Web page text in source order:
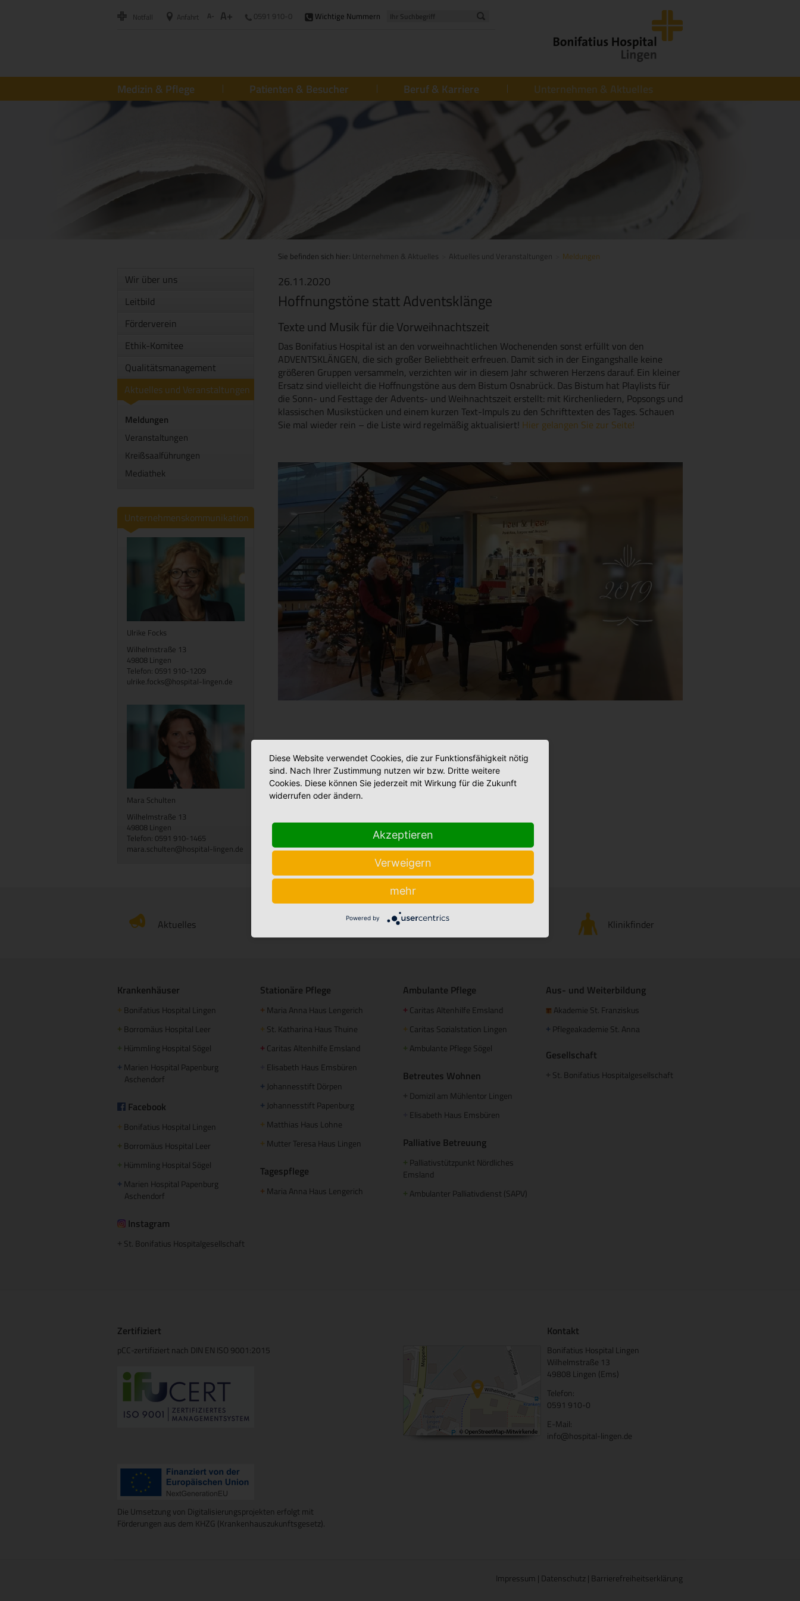
Notfall Anfahrt A- A+ 0591 910-0 Wichtige Nummern
Medizin & Pflege Patienten & Besucher Beruf & Karriere Unternehmen & Aktuelles
Sie befinden sich hier: Unternehmen & Aktuelles Aktuelles und Veranstaltungen Meldungen
Wir über uns
Leitbild
Förderverein
Ethik-Komitee
Qualitätsmanagement
Aktuelles und Veranstaltungen
Meldungen
Veranstaltungen
Kreißsaalführungen
Mediathek
Unternehmenskommunikation
Ulrike Focks
Wilhelmstraße 13
49808 Lingen
Telefon: 0591 910-1209
ulrike.focks@hospital-lingen.de
Mara Schulten
Wilhelmstraße 13
49808 Lingen
Telefon: 0591 910-1465
mara.schulten@hospital-lingen.de
26.11.2020
Hoffnungstöne statt Adventsklänge
Texte und Musik für die Vorweihnachtszeit
Das Bonifatius Hospital ist an den vorweihnachtlichen Wochenenden sonst erfüllt von den
ADVENTSKLÄNGEN, die sich großer Beliebtheit erfreuen. Damit sich in der Eingangshalle keine
größeren Gruppen versammeln, verzichten wir in diesem Jahr schweren Herzens darauf. Ein kleiner
Ersatz sind vielleicht die Hoffnungstöne aus dem Bistum Osnabrück. Das Bistum hat Playlists für
die Sonn- und Festtage der Advents- und Weihnachtszeit erstellt: mit Kirchenliedern, Popsongs und
klassischen Musikstücken und einem kurzen Text-Impuls zu den Schrifttexten des Tages. Schauen
Sie mal wieder rein – die Liste wird regelmäßig aktualisiert! Hier gelangen Sie zur Seite!
Aktuelles Stellenmarkt Klinikfinder
Krankenhäuser
+ Bonifatius Hospital Lingen
+ Borromäus Hospital Leer
+ Hümmling Hospital Sögel
+ Marien Hospital Papenburg
Aschendorf
Facebook
+ Bonifatius Hospital Lingen
+ Borromäus Hospital Leer
+ Hümmling Hospital Sögel
+ Marien Hospital Papenburg
Aschendorf
Instagram
St. Bonifatius Hospitalgesellschaft
Stationäre Pflege
+ Maria Anna Haus Lengerich
+ St. Katharina Haus Thuine
+ Caritas Altenhilfe Emsland
Elisabeth Haus Emsbüren
+ Johannesstift Dörpen
+ Johannesstift Papenburg
+ Matthias Haus Lohne
+ Mutter Teresa Haus Lingen
Tagespflege
+ Maria Anna Haus Lengerich
Ambulante Pflege
+ Caritas Altenhilfe Emsland
+ Caritas Sozialstation Lingen
+ Ambulante Pflege Sögel
Betreutes Wohnen
Domizil am Mühlentor Lingen
Elisabeth Haus Emsbüren
Palliative Betreuung
+ Palliativstützpunkt Nördliches
Emsland
+ Ambulanter Palliativdienst (SAPV)
Aus- und Weiterbildung
Akademie St. Franziskus
+ Pflegeakademie St. Anna
Gesellschaft
St. Bonifatius Hospitalgesellschaft
Zertifiziert
pCC-zertifiziert nach DIN EN ISO 9001:2015
Die Umsetzung von Digitalisierungsprojekten erfolgt mit
Förderungen aus dem KHZG (Krankenhauszukunftsgesetz).
Kontakt
Bonifatius Hospital Lingen
Wilhelmstraße 13
49808 Lingen (Ems)
Telefon:
0591 910-0
E-Mail:
info@hospital-lingen.de
Impressum | Datenschutz| Barrierefreiheitserklärung
Diese Website verwendet Cookies, die zur Funktionsfähigkeit nötig
sind. Nach Ihrer Zustimmung nutzen wir bzw. Dritte weitere
Cookies. Diese können Sie jederzeit mit Wirkung für die Zukunft
widerrufen oder ändern.
Akzeptieren
Verweigern
mehr
Powered by